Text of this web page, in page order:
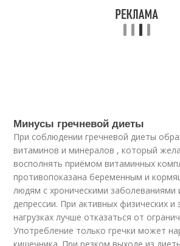
Минусы гречневой диеты
При соблюдении гречневой диеты
витаминов и минералов , который
восполнять приёмом витаминных
противопоказана беременным и
людям с хроническими заболеваниями
депрессии. При активных физических
нагрузках лучше отказаться от
Употребление только гречки может